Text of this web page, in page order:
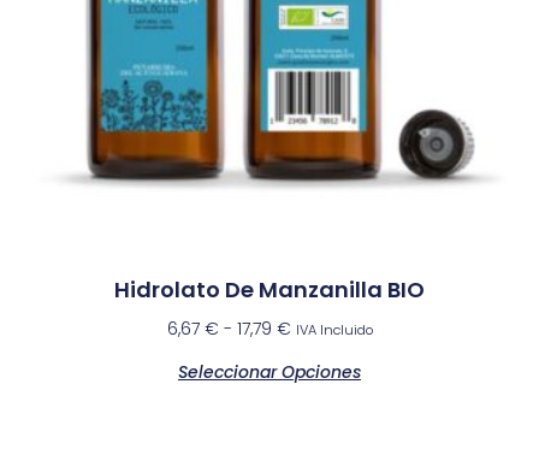
Hidrolato De Manzanilla BIO
6,67 € - 17,79 € IVA Incluido
Seleccionar Opciones